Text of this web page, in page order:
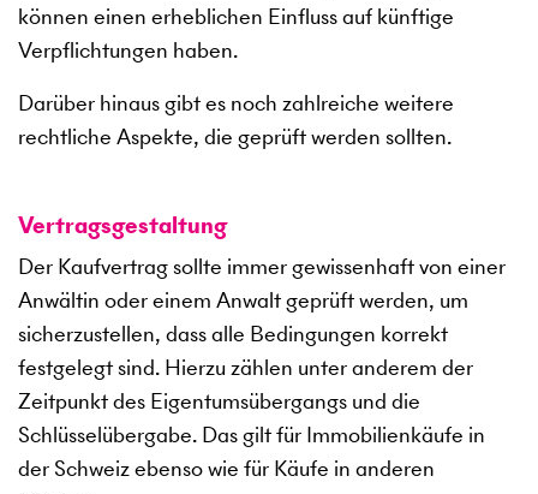
können einen erheblichen Einfluss auf künftige
Verpflichtungen haben.
Darüber hinaus gibt es noch zahlreiche weitere
rechtliche Aspekte, die geprüft werden sollten.
Vertragsgestaltung
Der Kaufvertrag sollte immer gewissenhaft von einer
Anwältin oder einem Anwalt geprüft werden, um
sicherzustellen, dass alle Bedingungen korrekt
festgelegt sind. Hierzu zählen unter anderem der
Zeitpunkt des Eigentumsübergangs und die
Schlüsselübergabe. Das gilt für Immobilienkäufe in
der Schweiz ebenso wie für Käufe in anderen